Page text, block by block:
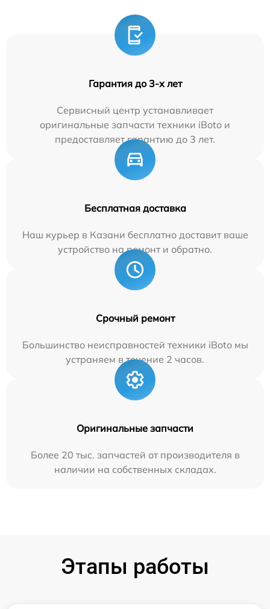
Гарантия до 3-х лет
Сервисный центр устанавливает
оригинальные запчасти техники iBoto и
предоставляет гарантию до 3 лет.
Бесплатная доставка
Наш курьер в Казани бесплатно доставит ваше
устройство на ремонт и обратно.
Срочный ремонт
Большинство неисправностей техники iBoto мы
устраняем в течение 2 часов.
Оригинальные запчасти
Более 20 тыс. запчастей от производителя в
наличии на собственных складах.
Этапы работы